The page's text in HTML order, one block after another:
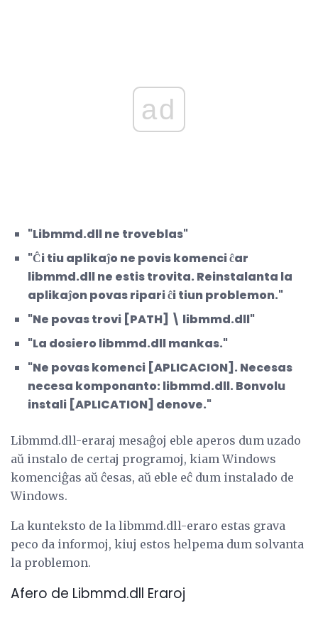
ad
"Libmmd.dll ne troveblas"
"Ĉi tiu aplikaĵo ne povis komenci ĉar
libmmd.dll ne estis trovita. Reinstalanta la
aplikaĵon povas ripari ĉi tiun problemon."
"Ne povas trovi [PATH] \ libmmd.dll"
"La dosiero libmmd.dll mankas."
"Ne povas komenci [APLICACION]. Necesas
necesa komponanto: libmmd.dll. Bonvolu
instali [APLICATION] denove."
Libmmd.dll-eraraj mesaĝoj eble aperos dum uzado
aŭ instalo de certaj programoj, kiam Windows
komenciĝas aŭ ĉesas, aŭ eble eĉ dum instalado de
Windows.
La kunteksto de la libmmd.dll-eraro estas grava
peco da informoj, kiuj estos helpema dum solvanta
la problemon.
Afero de Libmmd.dll Eraroj